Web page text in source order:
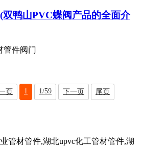
鸭山PVC蝶阀产品的全面介
管件阀门
页 1 1/59 下一页 尾页
管材管件,湖北upvc化工管材管件,湖